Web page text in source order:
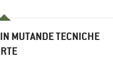
MUTANDE TECNICHE